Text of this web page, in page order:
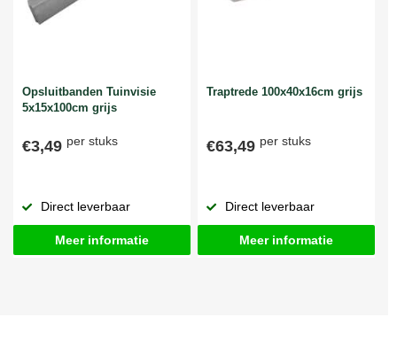
Opsluitbanden Tuinvisie
5x15x100cm grijs
€3,49 per stuks
Direct leverbaar
Meer informatie
Traptrede 100x40x16cm grijs
€63,49 per stuks
Direct leverbaar
Meer informatie